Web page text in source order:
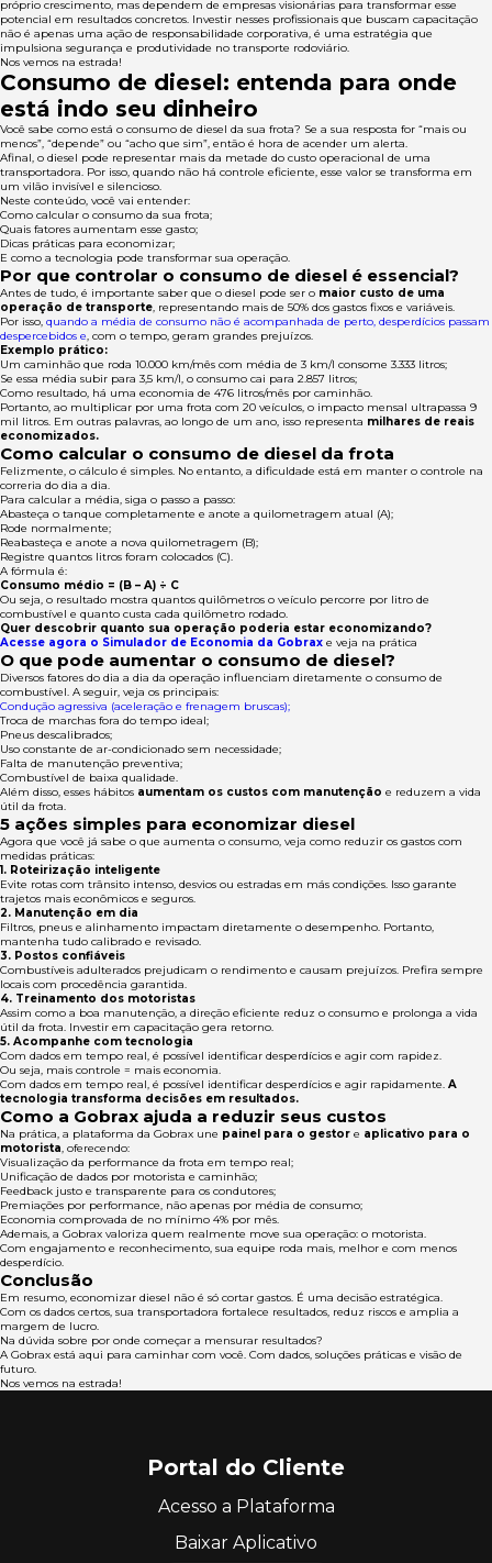
próprio crescimento, mas dependem de empresas visionárias para transformar esse
potencial em resultados concretos. Investir nesses profissionais que buscam capacitação
não é apenas uma ação de responsabilidade corporativa, é uma estratégia que
impulsiona segurança e produtividade no transporte rodoviário.
Nos vemos na estrada!
Consumo de diesel: entenda para onde
está indo seu dinheiro
Você sabe como está o consumo de diesel da sua frota? Se a sua resposta for “mais ou
menos”, “depende” ou “acho que sim”, então é hora de acender um alerta.
Afinal, o diesel pode representar mais da metade do custo operacional de uma
transportadora. Por isso, quando não há controle eficiente, esse valor se transforma em
um vilão invisível e silencioso.
Neste conteúdo, você vai entender:
Como calcular o consumo da sua frota;
Quais fatores aumentam esse gasto;
Dicas práticas para economizar;
E como a tecnologia pode transformar sua operação.
Por que controlar o consumo de diesel é essencial?
Antes de tudo, é importante saber que o diesel pode ser o maior custo de uma
operação de transporte, representando mais de 50% dos gastos fixos e variáveis.
Por isso, quando a média de consumo não é acompanhada de perto, desperdícios passam
despercebidos e, com o tempo, geram grandes prejuízos.
Exemplo prático:
Um caminhão que roda 10.000 km/mês com média de 3 km/l consome 3.333 litros;
Se essa média subir para 3,5 km/l, o consumo cai para 2.857 litros;
Como resultado, há uma economia de 476 litros/mês por caminhão.
Portanto, ao multiplicar por uma frota com 20 veículos, o impacto mensal ultrapassa 9
mil litros. Em outras palavras, ao longo de um ano, isso representa milhares de reais
economizados.
Como calcular o consumo de diesel da frota
Felizmente, o cálculo é simples. No entanto, a dificuldade está em manter o controle na
correria do dia a dia.
Para calcular a média, siga o passo a passo:
Abasteça o tanque completamente e anote a quilometragem atual (A);
Rode normalmente;
Reabasteça e anote a nova quilometragem (B);
Registre quantos litros foram colocados (C).
A fórmula é:
Consumo médio = (B – A) ÷ C
Ou seja, o resultado mostra quantos quilômetros o veículo percorre por litro de
combustível e quanto custa cada quilômetro rodado.
Quer descobrir quanto sua operação poderia estar economizando?
Acesse agora o Simulador de Economia da Gobrax e veja na prática
O que pode aumentar o consumo de diesel?
Diversos fatores do dia a dia da operação influenciam diretamente o consumo de
combustível. A seguir, veja os principais:
Condução agressiva (aceleração e frenagem bruscas);
Troca de marchas fora do tempo ideal;
Pneus descalibrados;
Uso constante de ar-condicionado sem necessidade;
Falta de manutenção preventiva;
Combustível de baixa qualidade.
Além disso, esses hábitos aumentam os custos com manutenção e reduzem a vida
útil da frota.
5 ações simples para economizar diesel
Agora que você já sabe o que aumenta o consumo, veja como reduzir os gastos com
medidas práticas:
1. Roteirização inteligente
Evite rotas com trânsito intenso, desvios ou estradas em más condições. Isso garante
trajetos mais econômicos e seguros.
2. Manutenção em dia
Filtros, pneus e alinhamento impactam diretamente o desempenho. Portanto,
mantenha tudo calibrado e revisado.
3. Postos confiáveis
Combustíveis adulterados prejudicam o rendimento e causam prejuízos. Prefira sempre
locais com procedência garantida.
4. Treinamento dos motoristas
Assim como a boa manutenção, a direção eficiente reduz o consumo e prolonga a vida
útil da frota. Investir em capacitação gera retorno.
5. Acompanhe com tecnologia
Com dados em tempo real, é possível identificar desperdícios e agir com rapidez.
Ou seja, mais controle = mais economia.
Com dados em tempo real, é possível identificar desperdícios e agir rapidamente. A
tecnologia transforma decisões em resultados.
Como a Gobrax ajuda a reduzir seus custos
Na prática, a plataforma da Gobrax une painel para o gestor e aplicativo para o
motorista, oferecendo:
Visualização da performance da frota em tempo real;
Unificação de dados por motorista e caminhão;
Feedback justo e transparente para os condutores;
Premiações por performance, não apenas por média de consumo;
Economia comprovada de no mínimo 4% por mês.
Ademais, a Gobrax valoriza quem realmente move sua operação: o motorista.
Com engajamento e reconhecimento, sua equipe roda mais, melhor e com menos
desperdício.
Conclusão
Em resumo, economizar diesel não é só cortar gastos. É uma decisão estratégica.
Com os dados certos, sua transportadora fortalece resultados, reduz riscos e amplia a
margem de lucro.
Na dúvida sobre por onde começar a mensurar resultados?
A Gobrax está aqui para caminhar com você. Com dados, soluções práticas e visão de
futuro.
Nos vemos na estrada!
Portal do Cliente
Acesso a Plataforma
Baixar Aplicativo